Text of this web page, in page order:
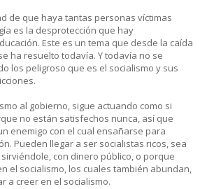
de que haya tantas personas víctimas
es la desprotección que hay
Este es un tema que desde la caída
ha resuelto todavía. Y todavía no se
los peligroso que es el socialismo y sus
al gobierno, sigue actuando como si
no están satisfechos nunca, así que
enemigo con el cual ensañarse para
Pueden llegar a ser socialistas ricos, sea
con dinero público, o porque
el socialismo, los cuales también abundan,
a creer en el socialismo.